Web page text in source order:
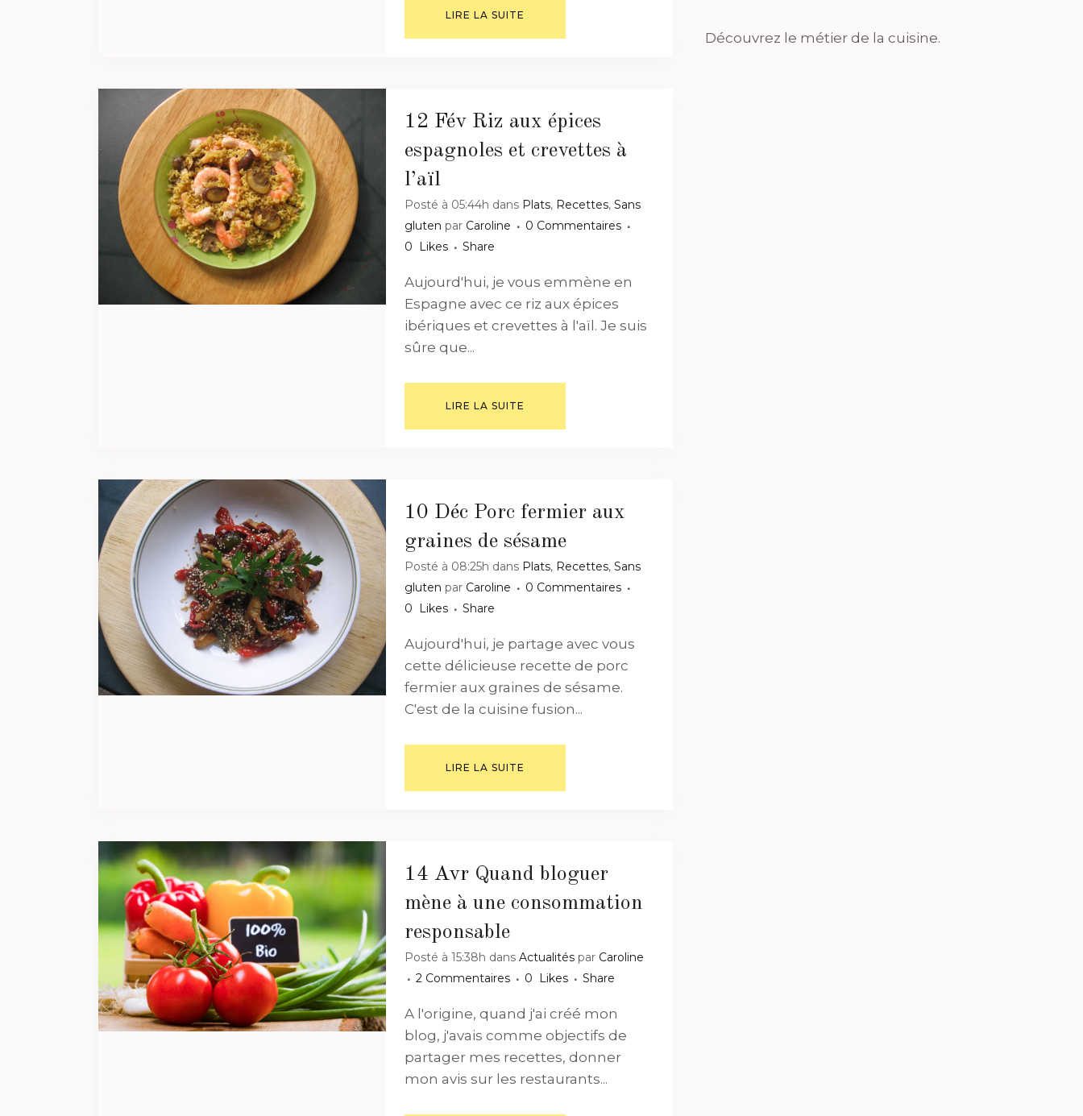
LIRE LA SUITE
12 Fév Riz aux épices
espagnoles et crevettes à
l’aïl
Posté à 05:44h dans Plats, Recettes, Sans
gluten par Caroline
0 Commentaires
0
Likes Share
Aujourd'hui, je vous emmène en
Espagne avec ce riz aux épices
ibériques et crevettes à l'aïl. Je suis
sûre que...
LIRE LA SUITE
10 Déc Porc fermier aux
graines de sésame
Posté à 08:25h dans Plats, Recettes, Sans
gluten par Caroline
0 Commentaires
0
Likes Share
Aujourd'hui, je partage avec vous
cette délicieuse recette de porc
fermier aux graines de sésame.
C'est de la cuisine fusion...
LIRE LA SUITE
14 Avr Quand bloguer
mène à une consommation
responsable
Posté à 15:38h dans Actualités par Caroline
2 Commentaires
0 Likes Share
A l'origine, quand j'ai créé mon
blog, j'avais comme objectifs de
partager mes recettes, donner
mon avis sur les restaurants...
Découvrez le métier de la cuisine.